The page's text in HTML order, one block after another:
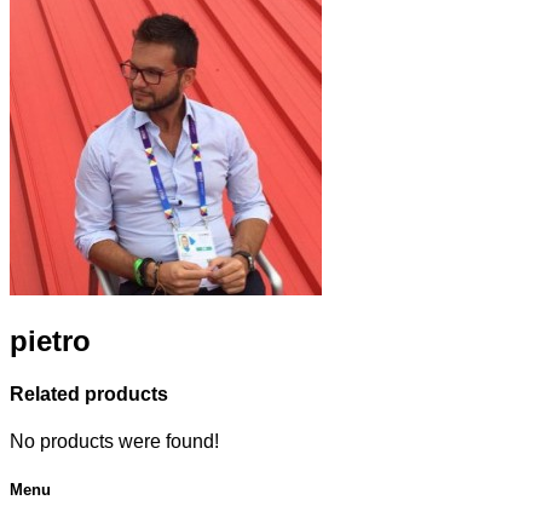
pietro
Related products
No products were found!
Menu